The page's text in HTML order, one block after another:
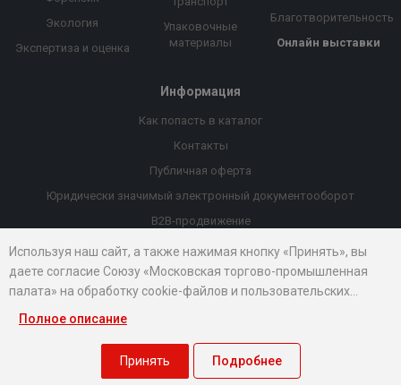
Экология
Экспертиза и оценка
Упаковочные
материалы
Благотворительность
Онлайн выставки
Информация
Как попасть в каталог
Контакты
Публичная оферта
Юридически значимый электронный документооборот
B2B-продвижение
Порекомендовать компанию
Онлайн выставки
Рейтинг компаний
© 2026 Все права защищены. Правовые документы
Используя наш сайт, а также нажимая кнопку «Принять», вы
даете согласие Союзу «Московская торгово-промышленная
палата» на обработку cookie-файлов и пользовательских
данных...
Полное описание
Принять Подробнее